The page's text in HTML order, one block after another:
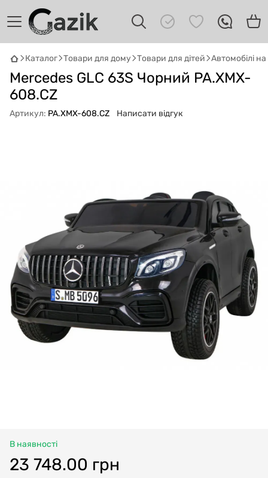
Каталог Товари для дому Товари для дітей Автомобілі
Mercedes GLC 63S Чорний PA.XMX-
608.CZ
Артикул: PA.XMX-608.CZ Написати відгук
В наявності
23 748.00 грн
GAZIKAI
Онлайн · пошук техніки
Привіт! 👋 Я Gazik AI — допоможу